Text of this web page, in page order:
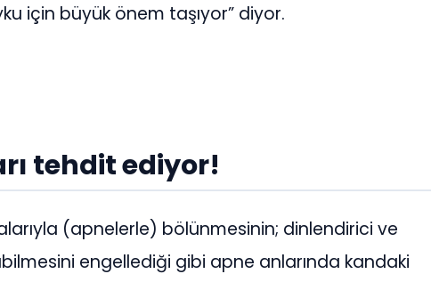
için büyük önem taşıyor” diyor.
tehdit ediyor!
(apnelerle) bölünmesinin; dinlendirici ve
engellediği gibi apne anlarında kandaki